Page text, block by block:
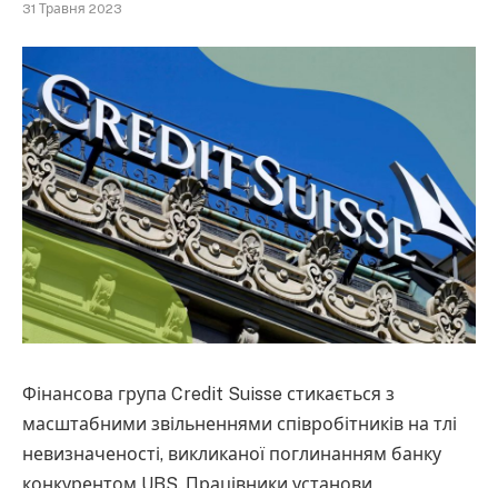
31 Травня 2023
Фінансова група Credit Suisse стикається з
масштабними звільненнями співробітників на тлі
невизначеності, викликаної поглинанням банку